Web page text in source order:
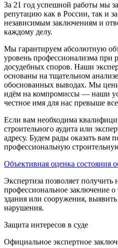
За 21 год успешной работы мы
репутацию как в России, так и
независимым заключениям и
каждому делу.
Мы гарантируем абсолютную
уровень профессионализма при
досудебных споров. Наши
основаны на тщательном
обоснованных выводах. Мы
идём на компромиссы — наши
честное имя для нас превыше
Если вам необходима
строительного аудита или
адресу. Будем рады оказать вам
профессиональную
Объективная оценка состояния
Экспертиза позволяет получить
профессиональное заключение о
здания или сооружения,
нарушения.
Защита интересов в суде
Официальное экспертное